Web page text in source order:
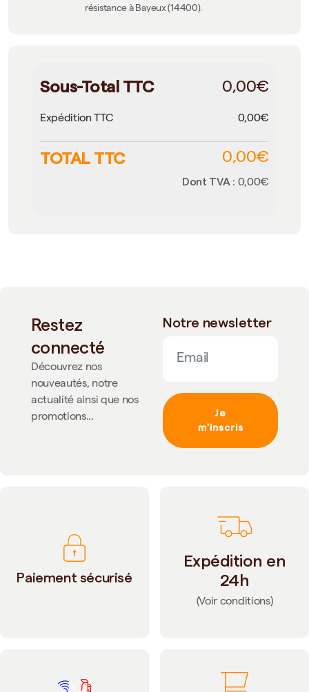
résistance à Bayeux (14400).
Sous-Total TTC 0,00€
Expédition TTC 0,00€
TOTAL TTC 0,00€
Dont TVA : 0,00€
Restez
connecté
Découvrez nos
nouveautés, notre
actualité ainsi que nos
promotions...
Notre newsletter
Je
m'inscris
Paiement sécurisé
Expédition en
24h
(Voir conditions)